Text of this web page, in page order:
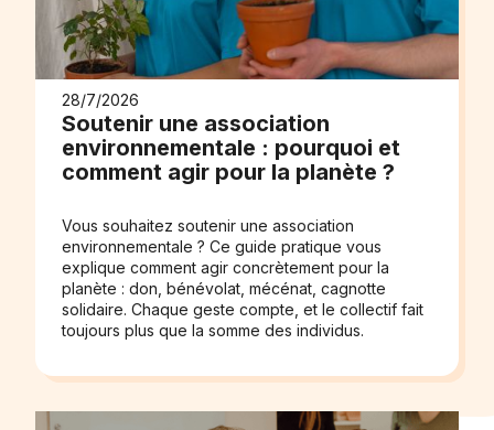
28/7/2026
Soutenir une association
environnementale : pourquoi et
comment agir pour la planète ?
Vous souhaitez soutenir une association
environnementale ? Ce guide pratique vous
explique comment agir concrètement pour la
planète : don, bénévolat, mécénat, cagnotte
solidaire. Chaque geste compte, et le collectif fait
toujours plus que la somme des individus.